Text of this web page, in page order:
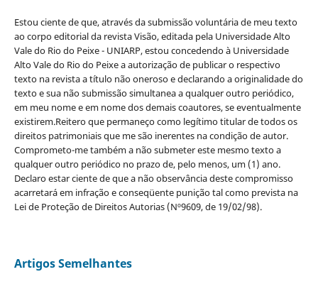
Estou ciente de que, através da submissão voluntária de meu texto
ao corpo editorial da revista Visão, editada pela Universidade Alto
Vale do Rio do Peixe - UNIARP, estou concedendo à Universidade
Alto Vale do Rio do Peixe a autorização de publicar o respectivo
texto na revista a título não oneroso e declarando a originalidade do
texto e sua não submissão simultanea a qualquer outro periódico,
em meu nome e em nome dos demais coautores, se eventualmente
existirem.Reitero que permaneço como legítimo titular de todos os
direitos patrimoniais que me são inerentes na condição de autor.
Comprometo-me também a não submeter este mesmo texto a
qualquer outro periódico no prazo de, pelo menos, um (1) ano.
Declaro estar ciente de que a não observância deste compromisso
acarretará em infração e conseqüente punição tal como prevista na
Lei de Proteção de Direitos Autorias (Nº9609, de 19/02/98).
Artigos Semelhantes